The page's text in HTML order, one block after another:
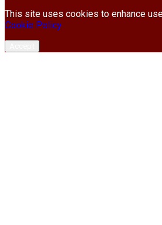
This site uses cookies to enhance
Cookie Policy